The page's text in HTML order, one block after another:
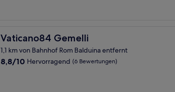
Vaticano84 Gemelli
Vaticano84 Gemelli
1,1 km von Bahnhof Rom Balduina entfernt
8.8
8,8/10 Hervorragend (6 Bewertungen)